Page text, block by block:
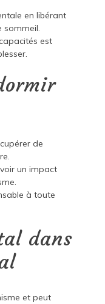
en libérant
sommeil.
est
de
un impact
à toute
dans
et peut